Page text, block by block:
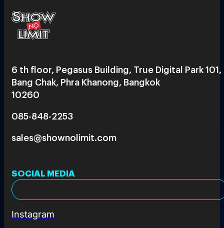
6 th floor, Pegasus Building, True Digital Park 101,
Bang Chak, Phra Khanong, Bangkok
10260
085-848-2253
sales@shownolimit.com
SOCIAL MEDIA
Instagram